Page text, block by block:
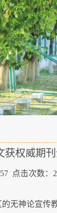
获权威期
点击次数：
无神论宣